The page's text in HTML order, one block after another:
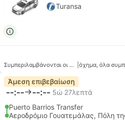
Turansa
Συμπεριλαμβάνονται οι φόροι
Άμεση επιβεβαίωση
--:-- --:-- 5ώ 27λεπτά
Puerto Barrios Transfer
Αεροδρόμιο Γουατεμάλας, Πόλη